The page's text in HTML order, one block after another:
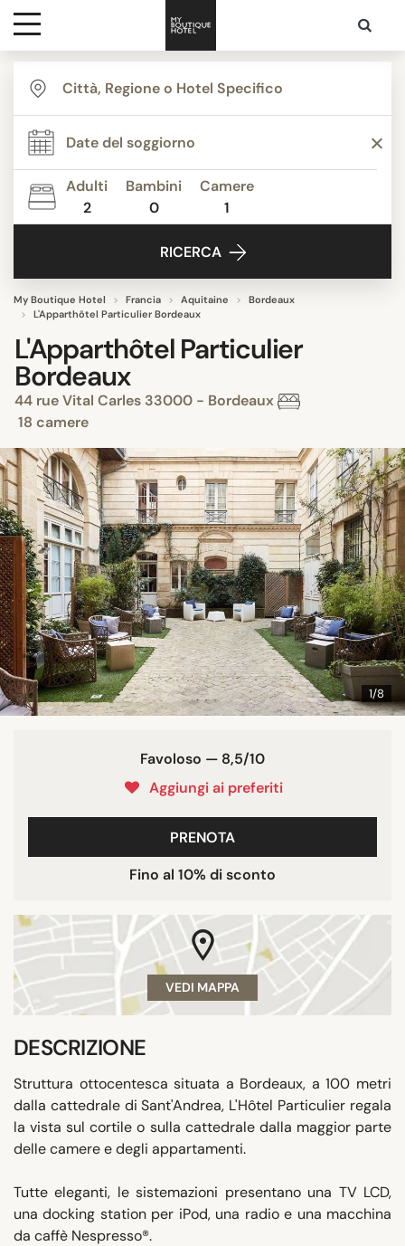
Destinazioni
Ispirazione
Contatti
Adulti
2
Bambini
0
Camere
1
RICERCA
My Boutique Hotel Francia Aquitaine
Bordeaux
L'Apparthôtel Particulier Bordeaux
L'Apparthôtel Particulier
Bordeaux
44 rue Vital Carles 33000 - Bordeaux
18 camere
1/8
Favoloso — 8,5/10
Aggiungi ai preferiti
PRENOTA
Fino al 10% di sconto
VEDI MAPPA
DESCRIZIONE
Struttura ottocentesca situata a Bordeaux, a 100 metri
dalla cattedrale di Sant'Andrea, L'Hôtel Particulier regala
la vista sul cortile o sulla cattedrale dalla maggior parte
delle camere e degli appartamenti.
Tutte eleganti, le sistemazioni presentano una TV LCD,
una docking station per iPod, una radio e una macchina
da caffè Nespresso®.